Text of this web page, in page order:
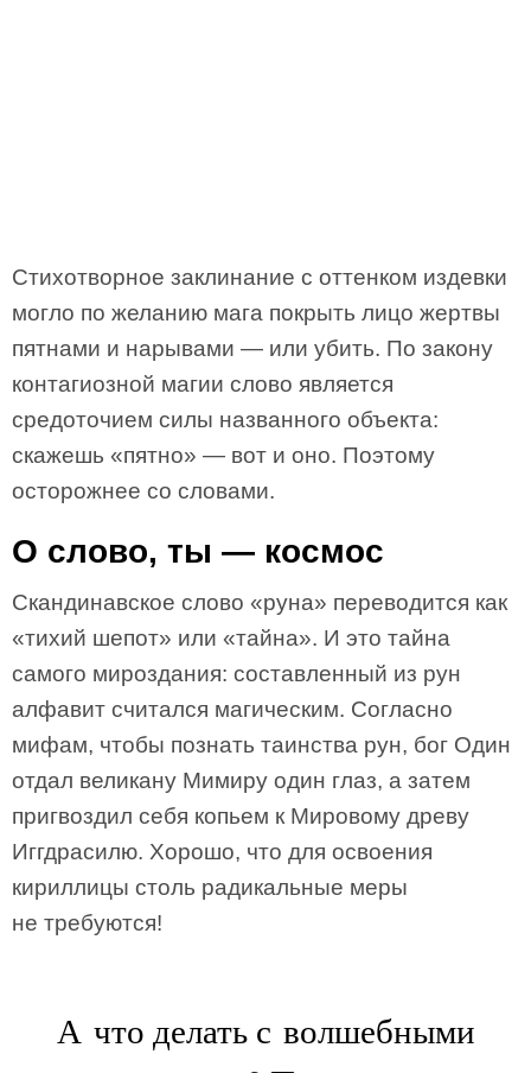
Стихотворное заклинание с оттенком издевки
могло по желанию мага покрыть лицо жертвы
пятнами и нарывами — или убить. По закону
контагиозной магии слово является
средоточием силы названного объекта:
скажешь «пятно» — вот и оно. Поэтому
осторожнее со словами.
О слово, ты — космос
Скандинавское слово «руна» переводится как
«тихий шепот» или «тайна». И это тайна
самого мироздания: составленный из рун
алфавит считался магическим. Согласно
мифам, чтобы познать таинства рун, бог Один
отдал великану Мимиру один глаз, а затем
пригвоздил себя копьем к Мировому древу
Иггдрасилю. Хорошо, что для освоения
кириллицы столь радикальные меры
не требуются!
А что делать с волшебными